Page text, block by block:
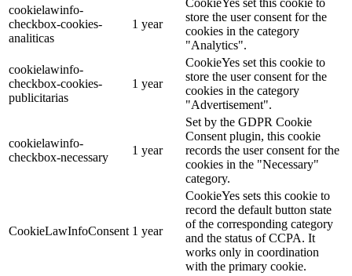
cookielawinfo-
checkbox-cookies-
analiticas
1 year
CookieYes set this cookie to
store the user consent for the
cookies in the category
"Analytics".
cookielawinfo-
checkbox-cookies-
publicitarias
1 year
CookieYes set this cookie to
store the user consent for the
cookies in the category
"Advertisement".
cookielawinfo-
checkbox-necessary
1 year
Set by the GDPR Cookie
Consent plugin, this cookie
records the user consent for the
cookies in the "Necessary"
category.
CookieLawInfoConsent 1 year
CookieYes sets this cookie to
record the default button state
of the corresponding category
and the status of CCPA. It
works only in coordination
with the primary cookie.